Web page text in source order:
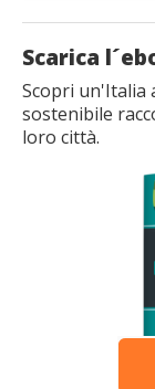
Scarica
Scopri un'Italia
sostenibile
loro città.